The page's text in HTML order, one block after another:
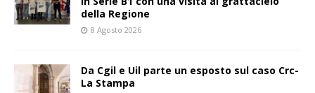
della Regione
8 Agosto 2026
Da Cgil e Uil parte un esposto sul caso Crc-
La Stampa